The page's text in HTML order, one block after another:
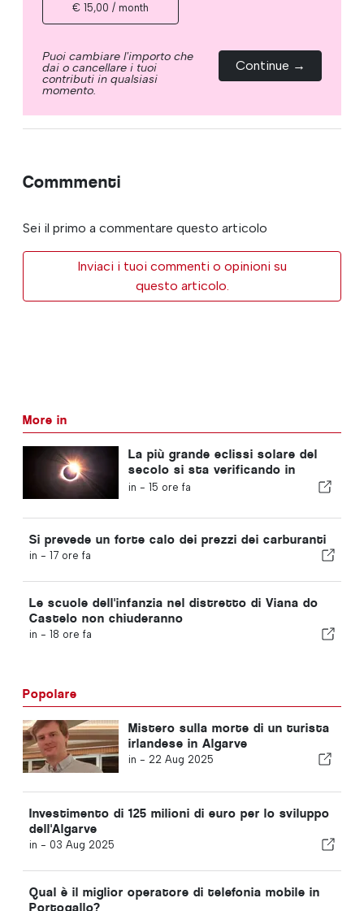
€ 15,00 / month
Puoi cambiare l'importo che
dai o cancellare i tuoi
contributi in qualsiasi
momento.
Continue →
Commmenti
Sei il primo a commentare questo articolo
Inviaci i tuoi commenti o opinioni su
questo articolo.
More in
La più grande eclissi solare del
secolo si sta verificando in
Portogallo
in - 15 ore fa
Si prevede un forte calo dei prezzi dei carburanti
in - 17 ore fa
Le scuole dell'infanzia nel distretto di Viana do
Castelo non chiuderanno
in - 18 ore fa
Popolare
Mistero sulla morte di un turista
irlandese in Algarve
in - 22 Aug 2025
Investimento di 125 milioni di euro per lo sviluppo
dell'Algarve
in - 03 Aug 2025
Qual è il miglior operatore di telefonia mobile in
Portogallo?